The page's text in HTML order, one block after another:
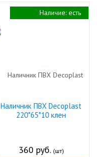
Наличник ПВХ Decoplast
220*65*10 клен
360 руб. (шт)
Наличие: есть